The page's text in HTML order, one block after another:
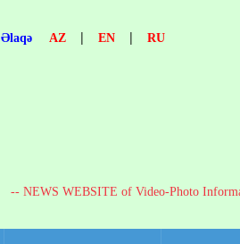
Əlaqə AZ | EN | RU
-- NEWS WEBSITE of Video-Photo